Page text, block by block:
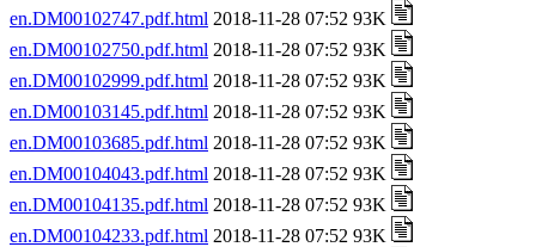
en.DM00102747.pdf.html 2018-11-28 07:52 93K
en.DM00102750.pdf.html 2018-11-28 07:52 93K
en.DM00102999.pdf.html 2018-11-28 07:52 93K
en.DM00103145.pdf.html 2018-11-28 07:52 93K
en.DM00103685.pdf.html 2018-11-28 07:52 93K
en.DM00104043.pdf.html 2018-11-28 07:52 93K
en.DM00104135.pdf.html 2018-11-28 07:52 93K
en.DM00104233.pdf.html 2018-11-28 07:52 93K